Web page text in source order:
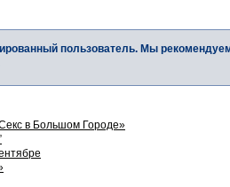
пользователь. Мы
в Большом Городе»